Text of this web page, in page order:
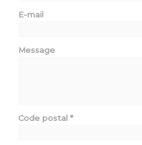
E-mail
Message
Code postal *